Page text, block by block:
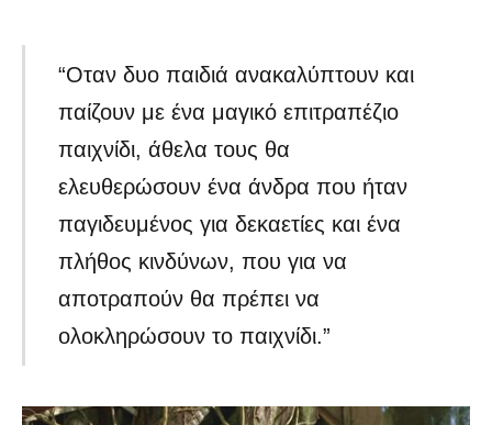
“Οταν δυο παιδιά ανακαλύπτουν και
παίζουν με ένα μαγικό επιτραπέζιο
παιχνίδι, άθελα τους θα
ελευθερώσουν ένα άνδρα που ήταν
παγιδευμένος για δεκαετίες και ένα
πλήθος κινδύνων, που για να
αποτραπούν θα πρέπει να
ολοκληρώσουν το παιχνίδι.”